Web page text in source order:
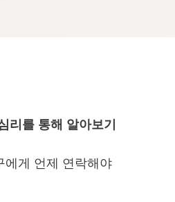
리를 통해 알아보기
에게 언제 연락해야